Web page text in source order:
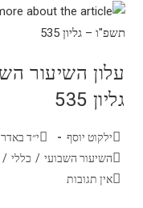
עלון השיעור
גליון 535
ילקוט יוסף
י״ד באדר
השיעור השבועי / כללי /
אין תגובות